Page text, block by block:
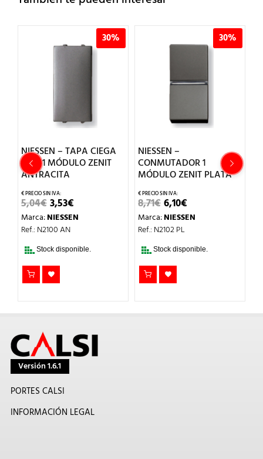
30%
NIESSEN – TAPA CIEGA
CON 1 MÓDULO ZENIT
ANTRACITA
5,04€EL
PRECIO
ORIGINAL
ERA:
3,53€PRECIO
ACTUAL
Marca:NIESSEN
Ref.: N2100 AN
Stock disponible.
30%
NIESSEN –
CONMUTADOR 1
MÓDULO ZENIT PLATA
8,71€EL
PRECIO
ORIGINAL
ERA:
6,10€PRECIO
ACTUAL
Marca:NIESSEN
Ref.: N2102 PL
Stock disponible.
Versión 1.6.1
PORTES CALSI
INFORMACIÓN LEGAL